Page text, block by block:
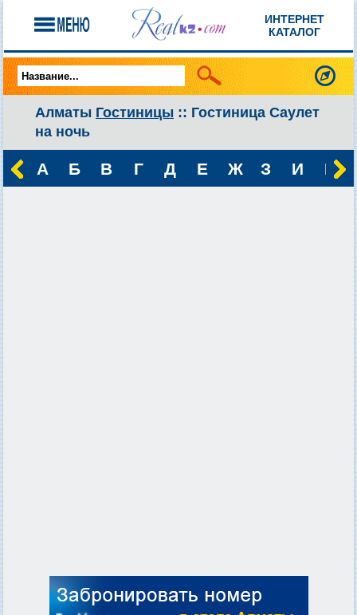
ИНТЕРНЕТ
КАТАЛОГ
Алматы Гостиницы :: Гостиница Саулет
на ночь
А Б В Г Д Е Ж З И К